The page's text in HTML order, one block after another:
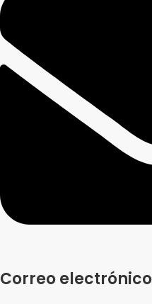
Correo electrónico